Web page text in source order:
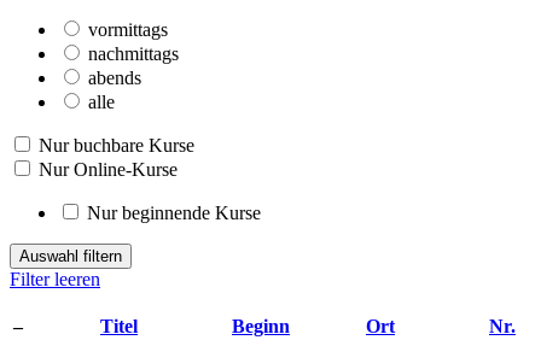
vormittags
nachmittags
abends
alle
Nur buchbare Kurse
Nur Online-Kurse
Nur beginnende Kurse
Auswahl filtern
Filter leeren
– Titel Beginn Ort
Nr.